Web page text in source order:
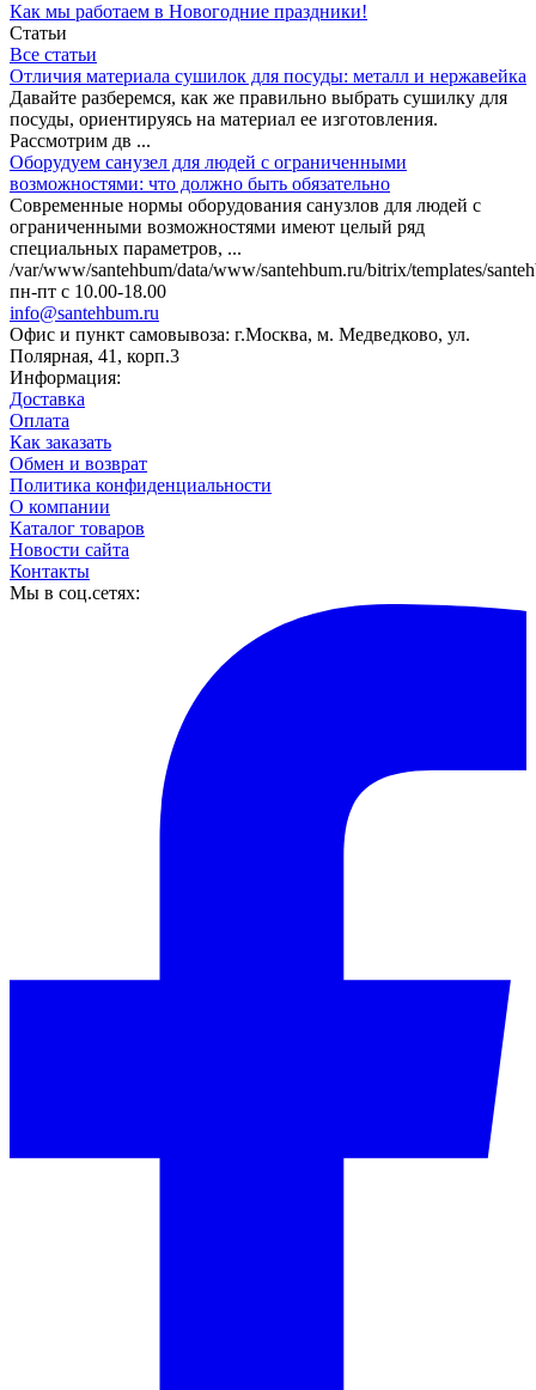
Как мы работаем в Новогодние праздники!
Статьи
Все статьи
Отличия материала сушилок для посуды: металл и нержавейка
Давайте разберемся, как же правильно выбрать сушилку для
посуды, ориентируясь на материал ее изготовления.
Рассмотрим дв ...
Оборудуем санузел для людей с ограниченными
возможностями: что должно быть обязательно
Современные нормы оборудования санузлов для людей с
ограниченными возможностями имеют целый ряд
специальных параметров, ...
/var/www/santehbum/data/www/santehbum.ru/bitrix/templates/
пн-пт с 10.00-18.00
info@santehbum.ru
Офис и пункт самовывоза: г.Москва, м. Медведково, ул.
Полярная, 41, корп.3
Информация:
Доставка
Оплата
Как заказать
Обмен и возврат
Политика конфиденциальности
О компании
Каталог товаров
Новости сайта
Контакты
Мы в соц.сетях: